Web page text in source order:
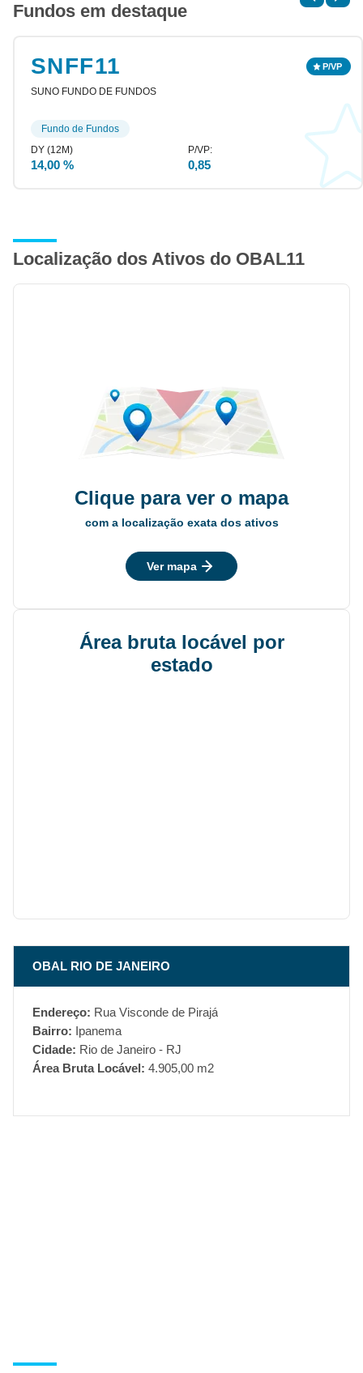
Fundos em destaque
SNFF11
SUNO FUNDO DE FUNDOS
14,00 % 0,85
Fundo de Fundos
Localização dos Ativos do OBAL11
Clique para ver o mapa
com a localização exata dos ativos
Ver mapa
Área bruta locável por
estado
OBAL RIO DE JANEIRO
Endereço: Rua Visconde de Pirajá
Bairro: Ipanema
Cidade: Rio de Janeiro - RJ
Área Bruta Locável: 4.905,00 m2